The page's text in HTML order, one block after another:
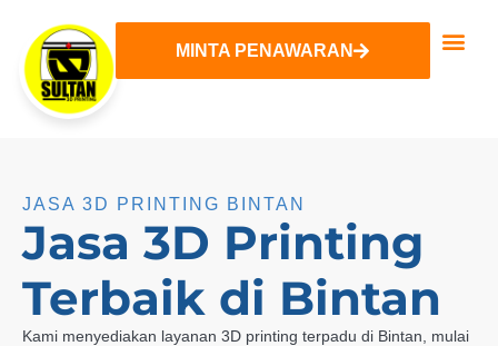
MINTA PENAWARAN
JASA 3D PRINTING BINTAN
Jasa 3D Printing
Terbaik di Bintan
Kami menyediakan layanan 3D printing terpadu di Bintan, mulai